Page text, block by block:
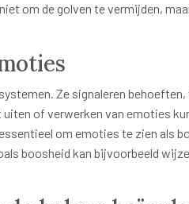
om de golven te vermijden,
Ze signaleren
uiten of verwerken van emoties
om emoties te zien als
boosheid kan bijvoorbeeld